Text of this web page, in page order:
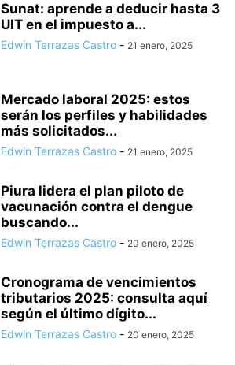
Sunat: aprende a deducir hasta 3
UIT en el impuesto a...
Edwin Terrazas Castro - 21 enero, 2025
Mercado laboral 2025: estos
serán los perfiles y habilidades
más solicitados...
Edwin Terrazas Castro - 21 enero, 2025
Piura lidera el plan piloto de
vacunación contra el dengue
buscando...
Edwin Terrazas Castro - 20 enero, 2025
Cronograma de vencimientos
tributarios 2025: consulta aquí
según el último dígito...
Edwin Terrazas Castro - 20 enero, 2025